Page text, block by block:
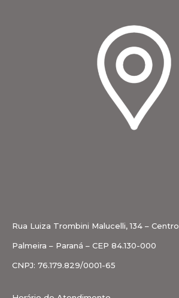
Rua Luiza Trombini Malucelli, 134 – Centro
Palmeira – Paraná – CEP 84.130-000
CNPJ: 76.179.829/0001-65